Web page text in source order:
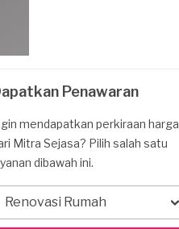
Penawaran
mendapatkan perkiraan harga
Mitra Sejasa? Pilih salah satu
dibawah ini.
Renovasi Rumah